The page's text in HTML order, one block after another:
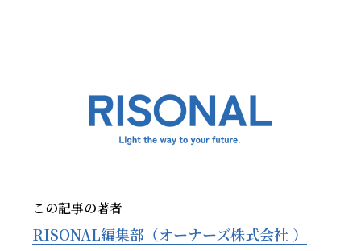
この記事の著者
RISONAL編集部（オーナーズ株式会社 ）